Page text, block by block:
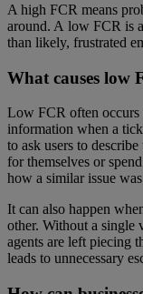
A high FCR means
around. A low FCR is
than likely, frustrated
What causes low
Low FCR often occurs
information when a
to ask users to
for themselves or
how a similar issue
It can also happen
other. Without a single
agents are left piecing
leads to unnecessary